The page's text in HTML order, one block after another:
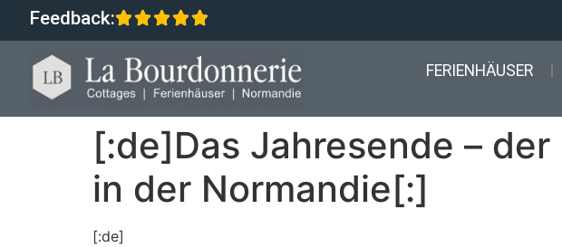
Feedback:
FERIENHÄUSER
[:de]Das Jahresende –
in der Normandie[:]
[:de]